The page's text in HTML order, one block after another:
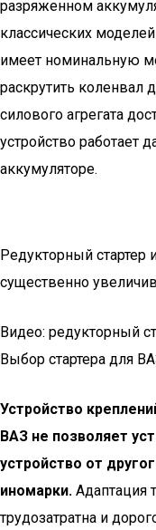
разряженном
классических
имеет номинальную
раскрутить коленвал
силового агрегата
устройство работает
аккумуляторе.
Редукторный стартер
существенно
Видео: редукторный
Выбор стартера для
Устройство
ВАЗ не позволяет
устройство от
иномарки. Адаптация
трудозатратна и